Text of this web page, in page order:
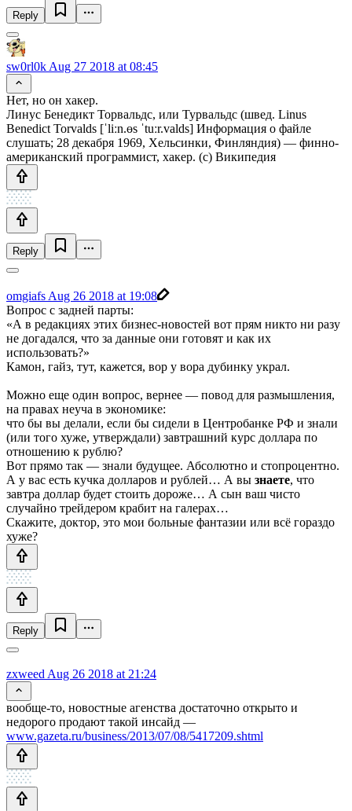
Reply
sw0rl0k Aug 27 2018 at 08:45
Нет, но он хакер.
Линус Бенедикт Торвальдс, или Турвальдс (швед. Linus
Benedict Torvalds [ˈliːn.ɵs ˈtuːr.valds] Информация о файле
слушать; 28 декабря 1969, Хельсинки, Финляндия) — финно-
американский программист, хакер. (с) Википедия
Reply
omgiafs Aug 26 2018 at 19:08
Вопрос с задней парты:
«А в редакциях этих бизнес-новостей вот прям никто ни разу
не догадался, что за данные они готовят и как их
использовать?»
Камон, гайз, тут, кажется, вор у вора дубинку украл.
Можно еще один вопрос, вернее — повод для размышления,
на правах неуча в экономике:
что бы вы делали, если бы сидели в Центробанке РФ и знали
(или того хуже, утверждали) завтрашний курс доллара по
отношению к рублю?
Вот прямо так — знали будущее. Абсолютно и стопроцентно.
А у вас есть кучка долларов и рублей… А вы знаете, что
завтра доллар будет стоить дороже… А сын ваш чисто
случайно трейдером крабит на галерах…
Скажите, доктор, это мои больные фантазии или всё гораздо
хуже?
Reply
zxweed Aug 26 2018 at 21:24
вообще-то, новостные агенства достаточно открыто и
недорого продают такой инсайд —
www.gazeta.ru/business/2013/07/08/5417209.shtml